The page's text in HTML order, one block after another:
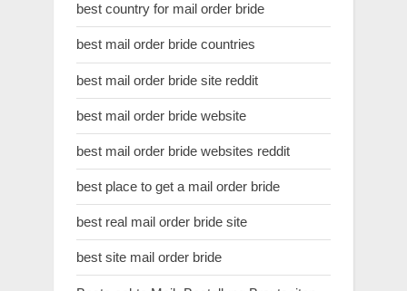
best country for mail order bride
best mail order bride countries
best mail order bride site reddit
best mail order bride website
best mail order bride websites reddit
best place to get a mail order bride
best real mail order bride site
best site mail order bride